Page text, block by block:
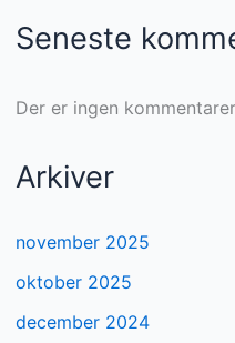
Seneste
Der er ingen
Arkiver
november 2025
oktober 2025
december 2024